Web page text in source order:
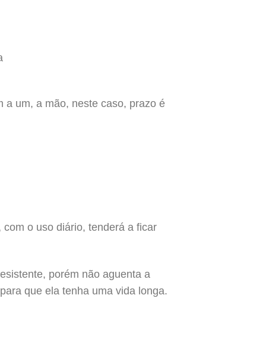
a um, a mão, neste caso, prazo é
o uso diário, tenderá a ficar
porém não aguenta a
que ela tenha uma vida longa.